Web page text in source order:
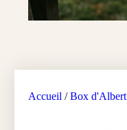
Accueil /Box d'Albert